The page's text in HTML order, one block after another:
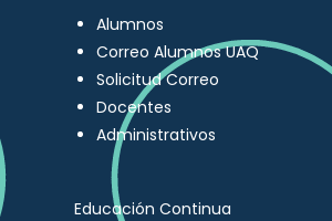
Alumnos
Correo Alumnos UAQ
Solicitud Correo
Docentes
Administrativos
Educación Continua